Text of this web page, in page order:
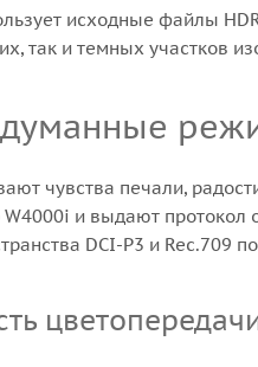
исходные файлы
так и темных участков
чувства печали,
и выдают протокол
DCI-P3 и Rec.709